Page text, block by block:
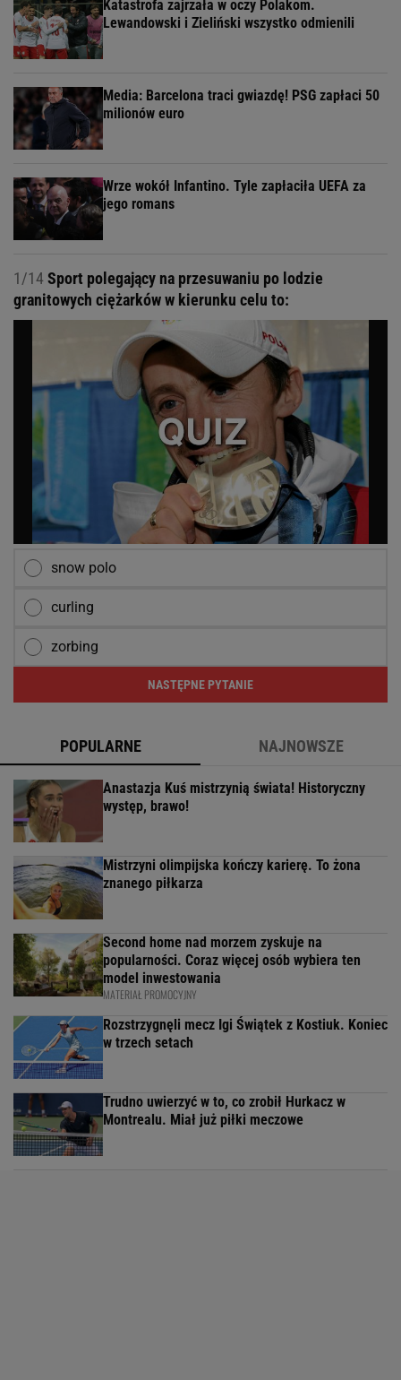
Katastrofa zajrzała w oczy Polakom.
Lewandowski i Zieliński wszystko odmienili
Media: Barcelona traci gwiazdę! PSG zapłaci 50
milionów euro
Wrze wokół Infantino. Tyle zapłaciła UEFA za
jego romans
1/14Sport polegający na przesuwaniu po lodzie
granitowych ciężarków w kierunku celu to:
snow polo
curling
zorbing
NASTĘPNE PYTANIE
POPULARNE NAJNOWSZE
Anastazja Kuś mistrzynią świata! Historyczny
występ, brawo!
Mistrzyni olimpijska kończy karierę. To żona
znanego piłkarza
Second home nad morzem zyskuje na
popularności. Coraz więcej osób wybiera ten
model inwestowania
MATERIAŁ PROMOCYJNY
Rozstrzygnęli mecz Igi Świątek z Kostiuk. Koniec
w trzech setach
Trudno uwierzyć w to, co zrobił Hurkacz w
Montrealu. Miał już piłki meczowe